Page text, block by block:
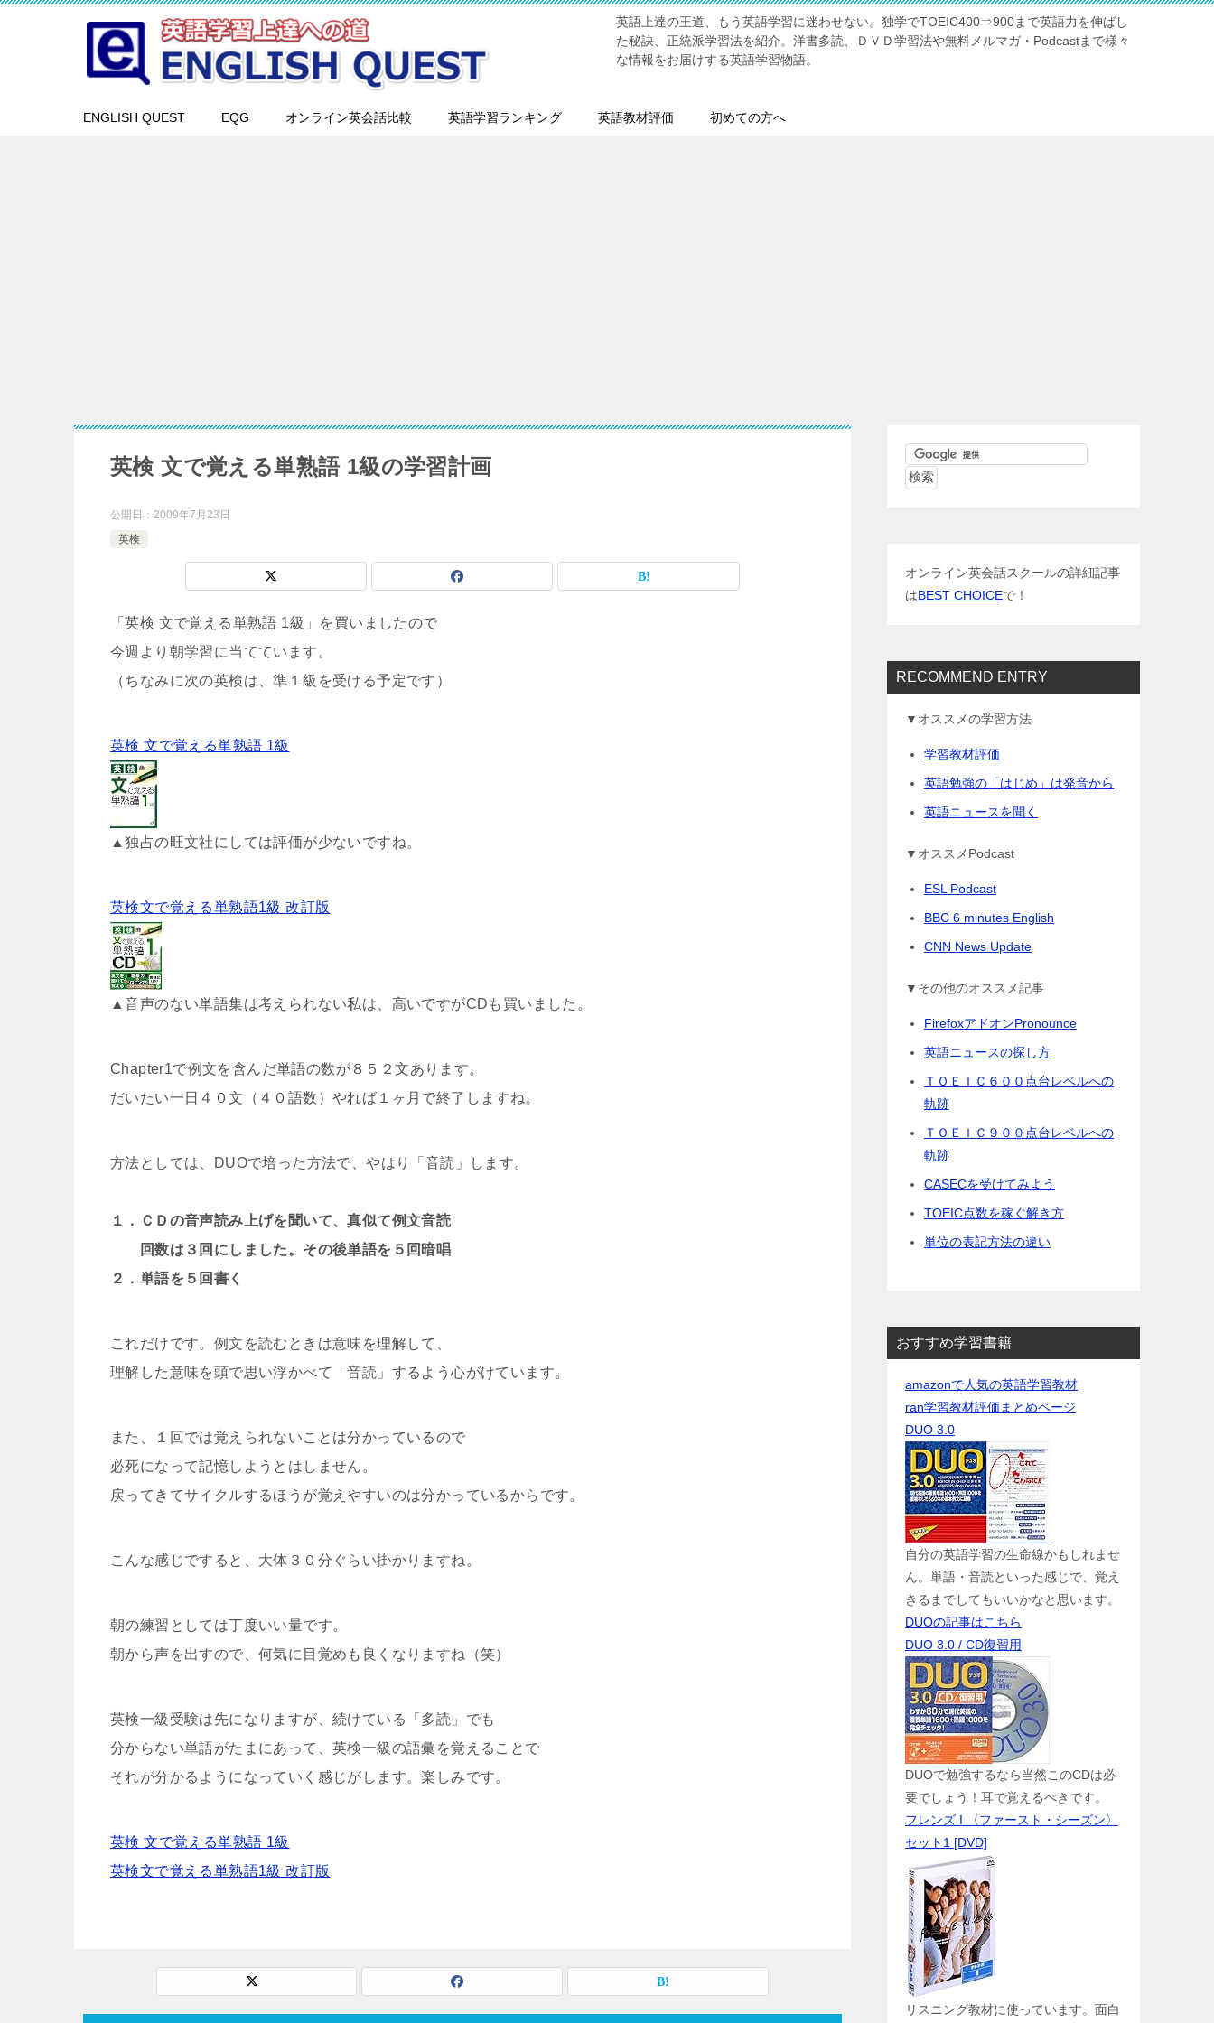
英語上達の王道、もう英語学習に迷わせない。独学でTOEIC400⇒900まで英語力を伸ばし
た秘訣、正統派学習法を紹介。洋書多読、ＤＶＤ学習法や無料メルマガ・Podcastまで様々
な情報をお届けする英語学習物語。
ENGLISH QUEST EQG オンライン英会話比較 英語学習ランキング 英語教材評価 初めての方へ
英検 文で覚える単熟語 1級の学習計画
公開日： 2009年7月23日
英検
「英検 文で覚える単熟語 1級」を買いましたので
今週より朝学習に当てています。
（ちなみに次の英検は、準１級を受ける予定です）
英検 文で覚える単熟語 1級
▲独占の旺文社にしては評価が少ないですね。
英検文で覚える単熟語1級 改訂版
▲音声のない単語集は考えられない私は、高いですがCDも買いました。
Chapter1で例文を含んだ単語の数が８５２文あります。
だいたい一日４０文（４０語数）やれば１ヶ月で終了しますね。
方法としては、DUOで培った方法で、やはり「音読」します。
１．ＣＤの音声読み上げを聞いて、真似て例文音読
回数は３回にしました。その後単語を５回暗唱
２．単語を５回書く
これだけです。例文を読むときは意味を理解して、
理解した意味を頭で思い浮かべて「音読」するよう心がけています。
また、１回では覚えられないことは分かっているので
必死になって記憶しようとはしません。
戻ってきてサイクルするほうが覚えやすいのは分かっているからです。
こんな感じですると、大体３０分ぐらい掛かりますね。
朝の練習としては丁度いい量です。
朝から声を出すので、何気に目覚めも良くなりますね（笑）
英検一級受験は先になりますが、続けている「多読」でも
分からない単語がたまにあって、英検一級の語彙を覚えることで
それが分かるようになっていく感じがします。楽しみです。
英検 文で覚える単熟語 1級
英検文で覚える単熟語1級 改訂版
オンライン英会話スクールの詳細記事
はBEST CHOICEで！
RECOMMEND ENTRY
▼オススメの学習方法
学習教材評価
英語勉強の「はじめ」は発音から
英語ニュースを聞く
▼オススメPodcast
ESL Podcast
BBC 6 minutes English
CNN News Update
▼その他のオススメ記事
FirefoxアドオンPronounce
英語ニュースの探し方
ＴＯＥＩＣ６００点台レベルへの
軌跡
ＴＯＥＩＣ９００点台レベルへの
軌跡
CASECを受けてみよう
TOEIC点数を稼ぐ解き方
単位の表記方法の違い
おすすめ学習書籍
amazonで人気の英語学習教材
ran学習教材評価まとめページ
DUO 3.0
自分の英語学習の生命線かもしれませ
ん。単語・音読といった感じで、覚え
きるまでしてもいいかなと思います。
DUOの記事はこちら
DUO 3.0 / CD復習用
DUOで勉強するなら当然このCDは必
要でしょう！耳で覚えるべきです。
フレンズ I 〈ファースト・シーズン〉
セット1 [DVD]
リスニング教材に使っています。面白